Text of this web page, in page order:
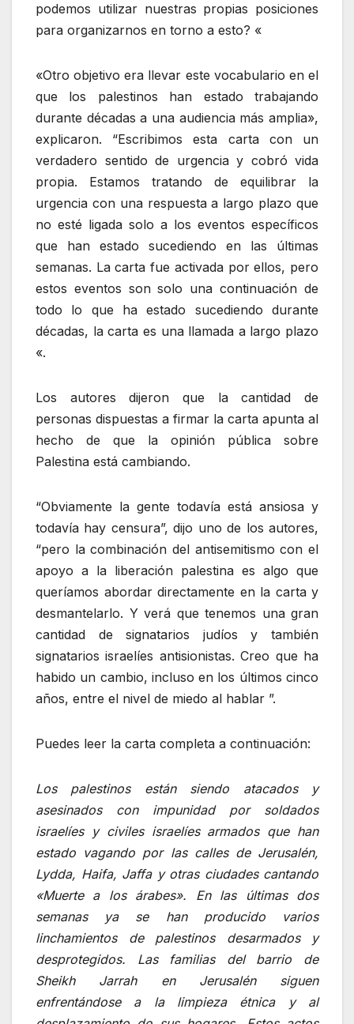
podemos utilizar nuestras propias posiciones
para organizarnos en torno a esto? «
«Otro objetivo era llevar este vocabulario en el
que los palestinos han estado trabajando
durante décadas a una audiencia más amplia»,
explicaron. “Escribimos esta carta con un
verdadero sentido de urgencia y cobró vida
propia. Estamos tratando de equilibrar la
urgencia con una respuesta a largo plazo que
no esté ligada solo a los eventos específicos
que han estado sucediendo en las últimas
semanas. La carta fue activada por ellos, pero
estos eventos son solo una continuación de
todo lo que ha estado sucediendo durante
décadas, la carta es una llamada a largo plazo
«.
Los autores dijeron que la cantidad de
personas dispuestas a firmar la carta apunta al
hecho de que la opinión pública sobre
Palestina está cambiando.
“Obviamente la gente todavía está ansiosa y
todavía hay censura”, dijo uno de los autores,
“pero la combinación del antisemitismo con el
apoyo a la liberación palestina es algo que
queríamos abordar directamente en la carta y
desmantelarlo. Y verá que tenemos una gran
cantidad de signatarios judíos y también
signatarios israelíes antisionistas. Creo que ha
habido un cambio, incluso en los últimos cinco
años, entre el nivel de miedo al hablar ”.
Puedes leer la carta completa a continuación:
Los palestinos están siendo atacados y
asesinados con impunidad por soldados
israelíes y civiles israelíes armados que han
estado vagando por las calles de Jerusalén,
Lydda, Haifa, Jaffa y otras ciudades cantando
«Muerte a los árabes». En las últimas dos
semanas ya se han producido varios
linchamientos de palestinos desarmados y
desprotegidos. Las familias del barrio de
Sheikh Jarrah en Jerusalén siguen
enfrentándose a la limpieza étnica y al